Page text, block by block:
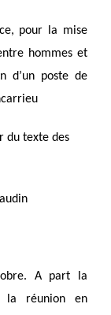
pour la mise
hommes et
d’un poste de
du texte des
A part la
la réunion en